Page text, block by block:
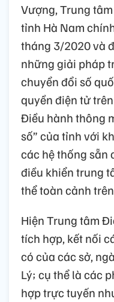
Vượng, Trung
tỉnh Hà Nam
tháng 3/2020 và
những giải pháp
chuyển đổi số
quyền điện tử
Điều hành thông
số” của tỉnh với
các hệ thống sẵn
điều khiển trung
thể toàn cảnh
Hiện Trung tâm
tích hợp, kết nối
có của các sở,
Lý; cụ thể là các
hợp trực tuyến